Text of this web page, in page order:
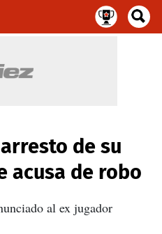
de su
acusa de robo
al ex jugador